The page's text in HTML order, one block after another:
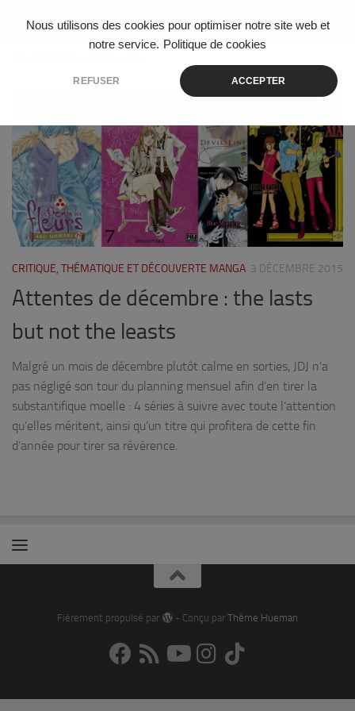
Nous utilisons des cookies pour optimiser notre site web et
notre service. Politique de cookies
REFUSER ACCEPTER
Skip to content
CRITIQUE, THÉMATIQUE ET DÉCOUVERTE MANGA 3 DÉCEMBRE 2015
Attentes de décembre : the lasts
but not the leasts
Malgré un mois de décembre plutôt calme en sorties, JDJ n’a
pas négligé son tour du planning mensuel afin d’en tirer la
substantifique moelle : 4 séries à suivre avec toute l’attention
qu’elles méritent, ainsi qu’un titre qui profitera de cette fin
d’année pour tirer sa révérence.
Fièrement propulsé par - Conçu par Thème Hueman